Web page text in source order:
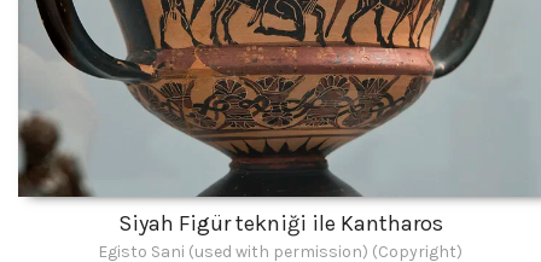
Siyah Figür tekniği ile Kantharos
Egisto Sani (used with permission) (Copyright)